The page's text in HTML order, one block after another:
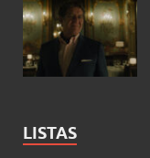
LISTAS